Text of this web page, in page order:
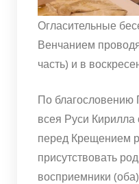
Огласительные
Венчанием
часть) и в
По благословению
всея Руси Кирилла
перед Крещением
присутствовать
восприемники